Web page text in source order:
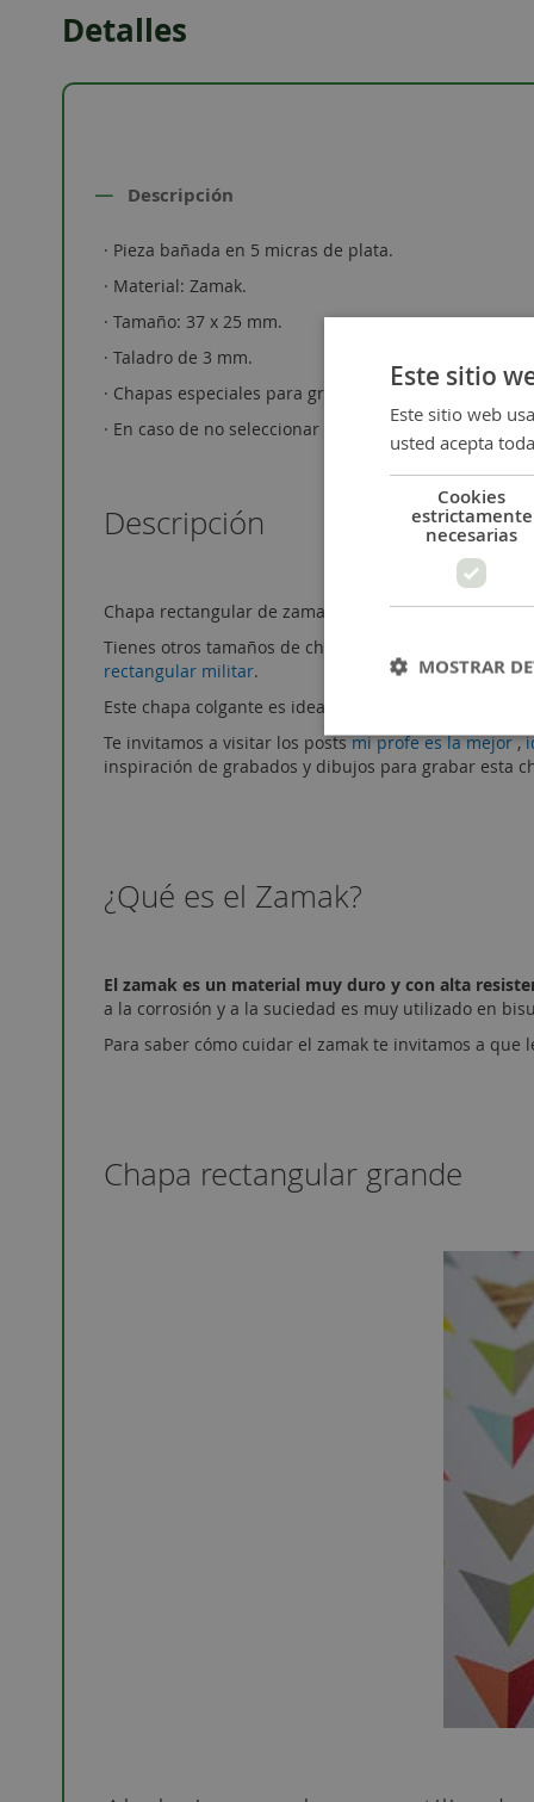
Detalles
Descripción
· Pieza bañada en 5 micras de plata.
· Material: Zamak.
· Tamaño: 37 x 25 mm.
· Taladro de 3 mm.
· Chapas especiales para grabar con nuestro servicio
· En caso de no seleccionar tipo de grabado este se
Descripción
Chapa rectangular de zamak grande con baño de 5
Tienes otros tamaños de chapa rectangular:
rectangular militar.
Este chapa colgante es ideal para grabar los dibujos
Te invitamos a visitar los postsmi profe es la mejor,
inspiración de grabados y dibujos para grabar esta
¿Qué es el Zamak?
El zamak es un material muy duro y con alta
a la corrosión y a la suciedad es muy utilizado en
Para saber cómo cuidar el zamak te invitamos a que
Chapa rectangular grande
Este sitio
Este sitio web
usted acepta
Cookies
estrictamente
necesarias
MOSTRAR